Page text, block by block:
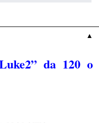
▼
da 120 o